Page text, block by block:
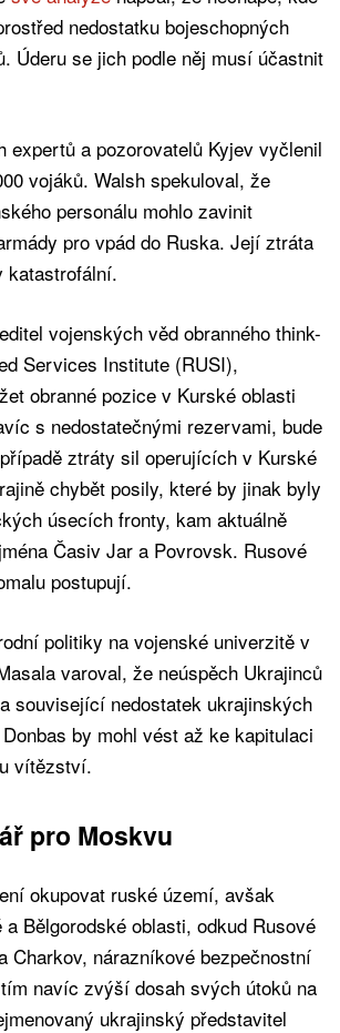
nedostatku bojeschopných
Úderu se jich podle něj musí účastnit
expertů a pozorovatelů Kyjev vyčlenil
vojáků. Walsh spekuloval, že
personálu mohlo zavinit
pro vpád do Ruska. Její ztráta
katastrofální.
vojenských věd obranného think-
Services Institute (RUSI),
obranné pozice v Kurské oblasti
s nedostatečnými rezervami, bude
ztráty sil operujících v Kurské
chybět posily, které by jinak byly
úsecích fronty, kam aktuálně
Časiv Jar a Povrovsk. Rusové
postupují.
politiky na vojenské univerzitě v
varoval, že neúspěch Ukrajinců
související nedostatek ukrajinských
by mohl vést až ke kapitulaci
vítězství.
pro Moskvu
okupovat ruské území, avšak
Bělgorodské oblasti, odkud Rusové
Charkov, nárazníkové bezpečnostní
navíc zvýší dosah svých útoků na
ukrajinský představitel